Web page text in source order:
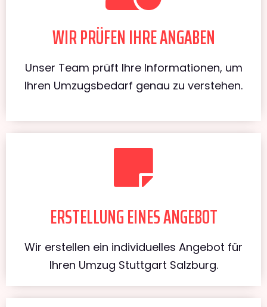
WIR PRÜFEN IHRE ANGABEN
Unser Team prüft Ihre Informationen, um
Ihren Umzugsbedarf genau zu verstehen.
ERSTELLUNG EINES ANGEBOT
Wir erstellen ein individuelles Angebot für
Ihren Umzug Stuttgart Salzburg.